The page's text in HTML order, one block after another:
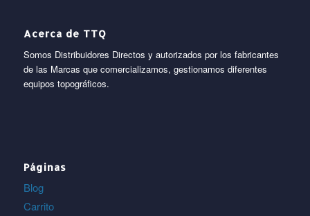
Acerca de TTQ
Somos Distribuidores Directos y autorizados por los fabricantes
de las Marcas que comercializamos, gestionamos diferentes
equipos topográficos.
Páginas
Blog
Carrito